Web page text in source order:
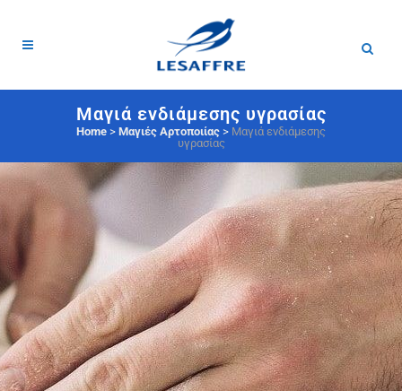
Μαγιά ενδιάμεσης υγρασίας
Home > Μαγιές Αρτοποιίας > Μαγιά ενδιάμεσης
υγρασίας